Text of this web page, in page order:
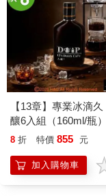
【13章】專業冰滴久
釀6入組（160ml/瓶）
8 折 特價 855 元
加入購物車